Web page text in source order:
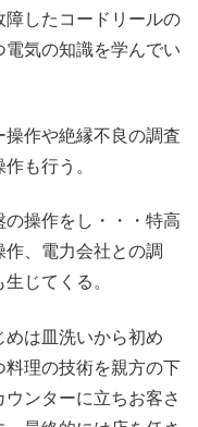
したコードリールの
気の知識を学んでい
操作や絶縁不良の調査
も行う。
操作をし・・・特高
、電力会社との調
じてくる。
は皿洗いから初め
理の技術を親方の下
ンターに立ちお客さ